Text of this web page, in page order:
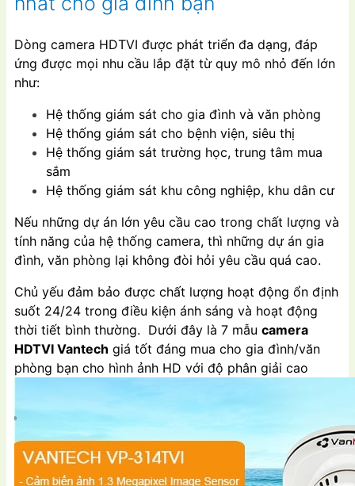
Dòng camera HDTVI được phát triển đa dạng, đáp
ứng được mọi nhu cầu lắp đặt từ quy mô nhỏ đến lớn
như:
Hệ thống giám sát cho gia đình và văn phòng
Hệ thống giám sát cho bệnh viện, siêu thị
Hệ thống giám sát trường học, trung tâm mua
sắm
Hệ thống giám sát khu công nghiệp, khu dân cư
Nếu những dự án lớn yêu cầu cao trong chất lượng và
tính năng của hệ thống camera, thì những dự án gia
đình, văn phòng lại không đòi hỏi yêu cầu quá cao.
Chủ yếu đảm bảo được chất lượng hoạt động ổn định
suốt 24/24 trong điều kiện ánh sáng và hoạt động
thời tiết bình thường. Dưới đây là 7 mẫu camera
HDTVI Vantech giá tốt đáng mua cho gia đình/văn
phòng bạn cho hình ảnh HD với độ phân giải cao